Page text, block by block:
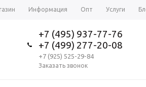
Информация Опт Услуги
+7 (495) 937-77-76
+7 (499) 277-20-08
+7 (925) 525-29-84
Заказать звонок